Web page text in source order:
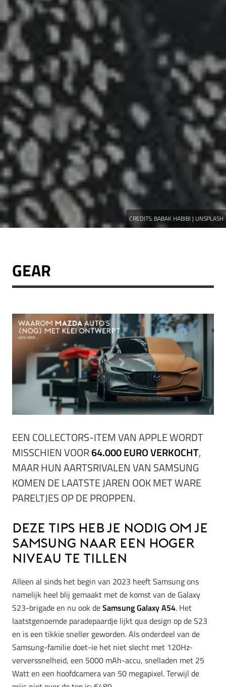
CREDITS: BABAK HABIBI | UNSPLASH
GEAR
EEN COLLECTORS-ITEM VAN APPLE WORDT
MISSCHIEN VOOR64.000 EURO VERKOCHT,
MAAR HUN AARTSRIVALEN VAN SAMSUNG
KOMEN DE LAATSTE JAREN OOK MET WARE
PARELTJES OP DE PROPPEN.
Deze tips heb je nodig om je
Samsung naar een hoger
niveau te tillen
Alleen al sinds het begin van 2023 heeft Samsung ons
namelijk heel blij gemaakt met de komst van de Galaxy
S23-brigade en nu ook deSamsung Galaxy A54. Het
laatstgenoemde paradepaardje lijkt qua design op de S23
en is een tikkie sneller geworden. Als onderdeel van de
Samsung-familie doet-ie het niet slecht met 120Hz-
ververssnelheid, een 5000 mAh-accu, snelladen met 25
Watt en een hoofdcamera van 50 megapixel. Terwijl de